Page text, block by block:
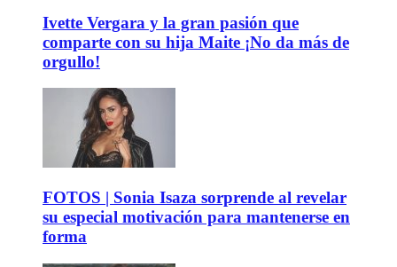
Ivette Vergara y la gran pasión que
comparte con su hija Maite ¡No da más de
orgullo!
FOTOS | Sonia Isaza sorprende al revelar
su especial motivación para mantenerse en
forma